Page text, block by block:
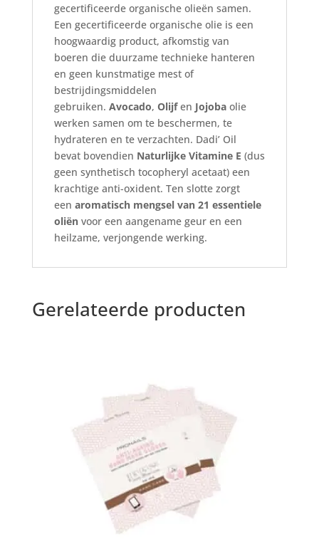
gecertificeerde organische olieën samen.
Een gecertificeerde organische olie is een
hoogwaardig product, afkomstig van
boeren die duurzame technieke hanteren
en geen kunstmatige mest of
bestrijdingsmiddelen
gebruiken. Avocado, Olijfen Jojobaolie
werken samen om te beschermen, te
hydrateren en te verzachten. Dadi’ Oil
bevat bovendien Naturlijke Vitamine E (dus
geen synthetisch tocopheryl acetaat) een
krachtige anti-oxident. Ten slotte zorgt
een aromatisch mengsel van 21 essentiele
oliënvoor een aangename geur en een
heilzame, verjongende werking.
Gerelateerde producten